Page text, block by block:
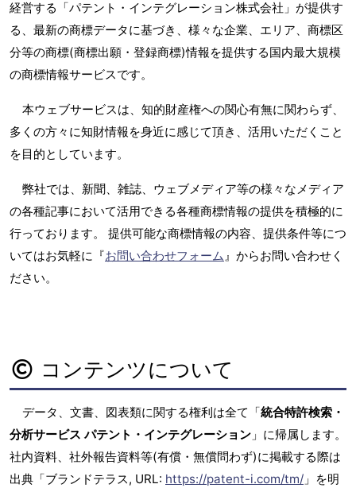
経営する「パテント・インテグレーション株式会社」が提供す
る、最新の商標データに基づき、様々な企業、エリア、商標区
分等の商標(商標出願・登録商標)情報を提供する国内最大規模
の商標情報サービスです。
本ウェブサービスは、知的財産権への関心有無に関わらず、
多くの方々に知財情報を身近に感じて頂き、活用いただくこと
を目的としています。
弊社では、新聞、雑誌、ウェブメディア等の様々なメディア
の各種記事において活用できる各種商標情報の提供を積極的に
行っております。 提供可能な商標情報の内容、提供条件等につ
いてはお気軽に『お問い合わせフォーム 』からお問い合わせく
ださい。
コンテンツについて
データ、文書、図表類に関する権利は全て「統合特許検索・
分析サービス パテント・インテグレーション 」に帰属します。
社内資料、社外報告資料等(有償・無償問わず)に掲載する際は
出典「ブランドテラス, URL: https://patent-i.com/tm/ 」を明